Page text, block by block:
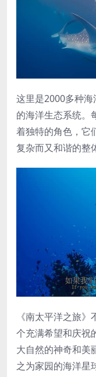
这里是2000多种
的海洋生态系统。
着独特的角色，它
复杂而又和谐的整
《南太平洋之旅
个充满希望和庆祝
大自然的神奇和美
之为家园的海洋星